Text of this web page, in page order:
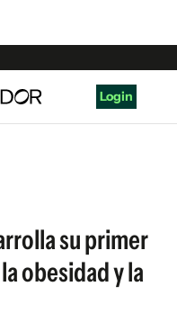
Login
su primer
obesidad y la